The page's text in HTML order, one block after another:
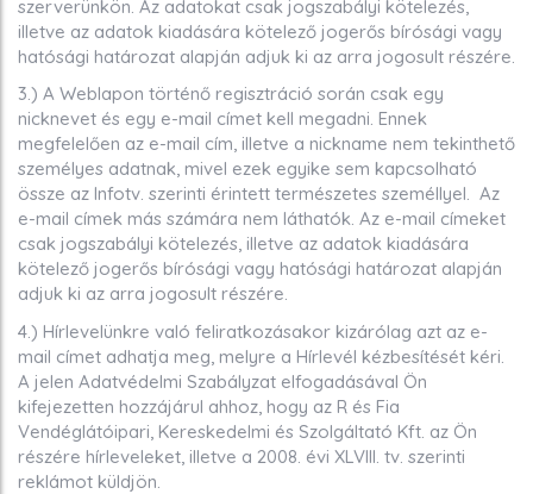
szerverünkön. Az adatokat csak jogszabályi kötelezés,
illetve az adatok kiadására kötelező jogerős bírósági vagy
hatósági határozat alapján adjuk ki az arra jogosult részére.
3.) A Weblapon történő regisztráció során csak egy
nicknevet és egy e-mail címet kell megadni. Ennek
megfelelően az e-mail cím, illetve a nickname nem tekinthető
személyes adatnak, mivel ezek egyike sem kapcsolható
össze az Infotv. szerinti érintett természetes személlyel. Az
e-mail címek más számára nem láthatók. Az e-mail címeket
csak jogszabályi kötelezés, illetve az adatok kiadására
kötelező jogerős bírósági vagy hatósági határozat alapján
adjuk ki az arra jogosult részére.
4.) Hírlevelünkre való feliratkozásakor kizárólag azt az e-
mail címet adhatja meg, melyre a Hírlevél kézbesítését kéri.
A jelen Adatvédelmi Szabályzat elfogadásával Ön
kifejezetten hozzájárul ahhoz, hogy az R és Fia
Vendéglátóipari, Kereskedelmi és Szolgáltató Kft. az Ön
részére hírleveleket, illetve a 2008. évi XLVIII. tv. szerinti
reklámot küldjön.